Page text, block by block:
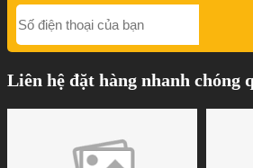
Liên hệ đặt hàng nhanh chóng